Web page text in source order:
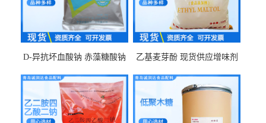
D-异抗坏血酸钠 赤藻糖酸钠
乙基麦芽酚 现货供应增味剂